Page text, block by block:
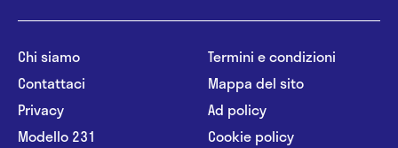
Chi siamo
Contattaci
Privacy
Modello 231
Termini e condizioni
Mappa del sito
Ad policy
Cookie policy